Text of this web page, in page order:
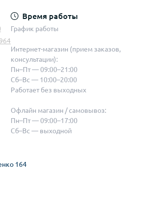
Время работы
График работы
Интернет-магазин (прием заказов,
консультации):
Пн–Пт — 09:00–21:00
Сб–Вс — 10:00–20:00
Работает без выходных
Офлайн магазин / самовывоз:
Пн–Пт — 09:00–17:00
Сб–Вс — выходной
164